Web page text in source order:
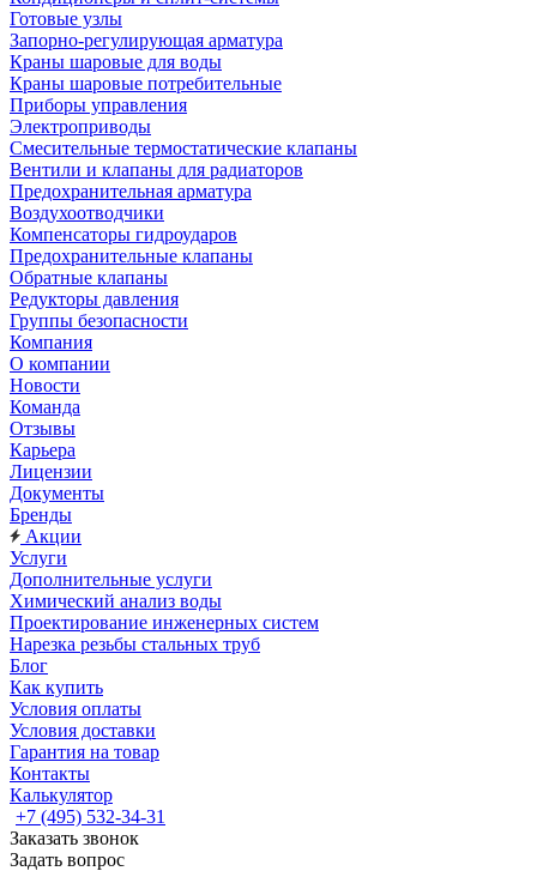
Готовые узлы
Запорно-регулирующая арматура
Краны шаровые для воды
Краны шаровые потребительные
Приборы управления
Электроприводы
Смесительные термостатические клапаны
Вентили и клапаны для радиаторов
Предохранительная арматура
Воздухоотводчики
Компенсаторы гидроударов
Предохранительные клапаны
Обратные клапаны
Редукторы давления
Группы безопасности
Компания
О компании
Новости
Команда
Отзывы
Карьера
Лицензии
Документы
Бренды
Акции
Услуги
Дополнительные услуги
Химический анализ воды
Проектирование инженерных систем
Нарезка резьбы стальных труб
Блог
Как купить
Условия оплаты
Условия доставки
Гарантия на товар
Контакты
Калькулятор
+7 (495) 532‑34‑31
Заказать звонок
Задать вопрос